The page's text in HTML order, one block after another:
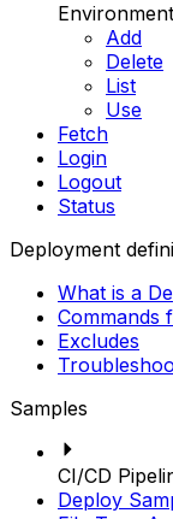
Environment
Add
Delete
List
Use
Fetch
Login
Logout
Status
Deployment
What is a
Commands
Excludes
Samples
CI/CD
Deploy